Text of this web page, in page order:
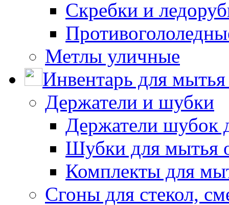
Скребки и
Метлы уличные
Инвентарь для мытья
Держатели и шубки
Держатели шубок
Шубки для мытья
Комплекты для
Сгоны для стекол,